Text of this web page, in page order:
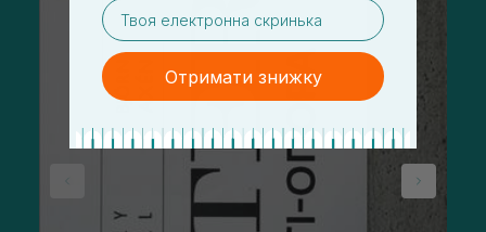
email
Отримати знижку